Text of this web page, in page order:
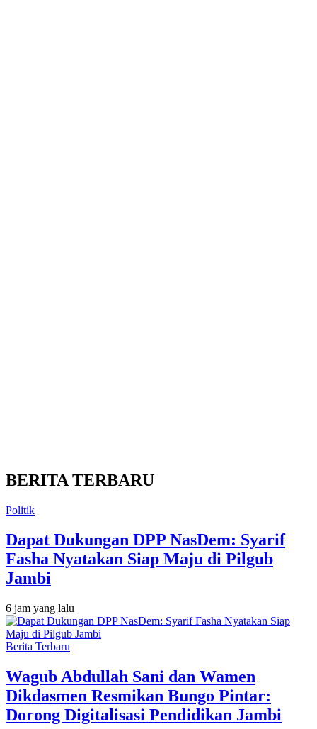
BERITA TERBARU
Politik
Dapat Dukungan DPP NasDem: Syarif
Fasha Nyatakan Siap Maju di Pilgub
Jambi
6 jam yang lalu
Berita Terbaru
Wagub Abdullah Sani dan Wamen
Dikdasmen Resmikan Bungo Pintar:
Dorong Digitalisasi Pendidikan Jambi